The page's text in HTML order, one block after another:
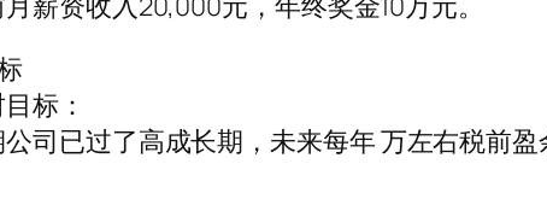
标：
公司已过了高成长期，未来每年 万左右税